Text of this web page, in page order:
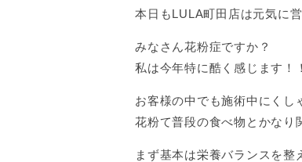
本日もLULA町田店は元気に営
みなさん花粉症ですか？
私は今年特に酷く感じます！！
お客様の中でも施術中にくし
花粉て普段の食べ物とかな
まず基本は栄養バランスを整